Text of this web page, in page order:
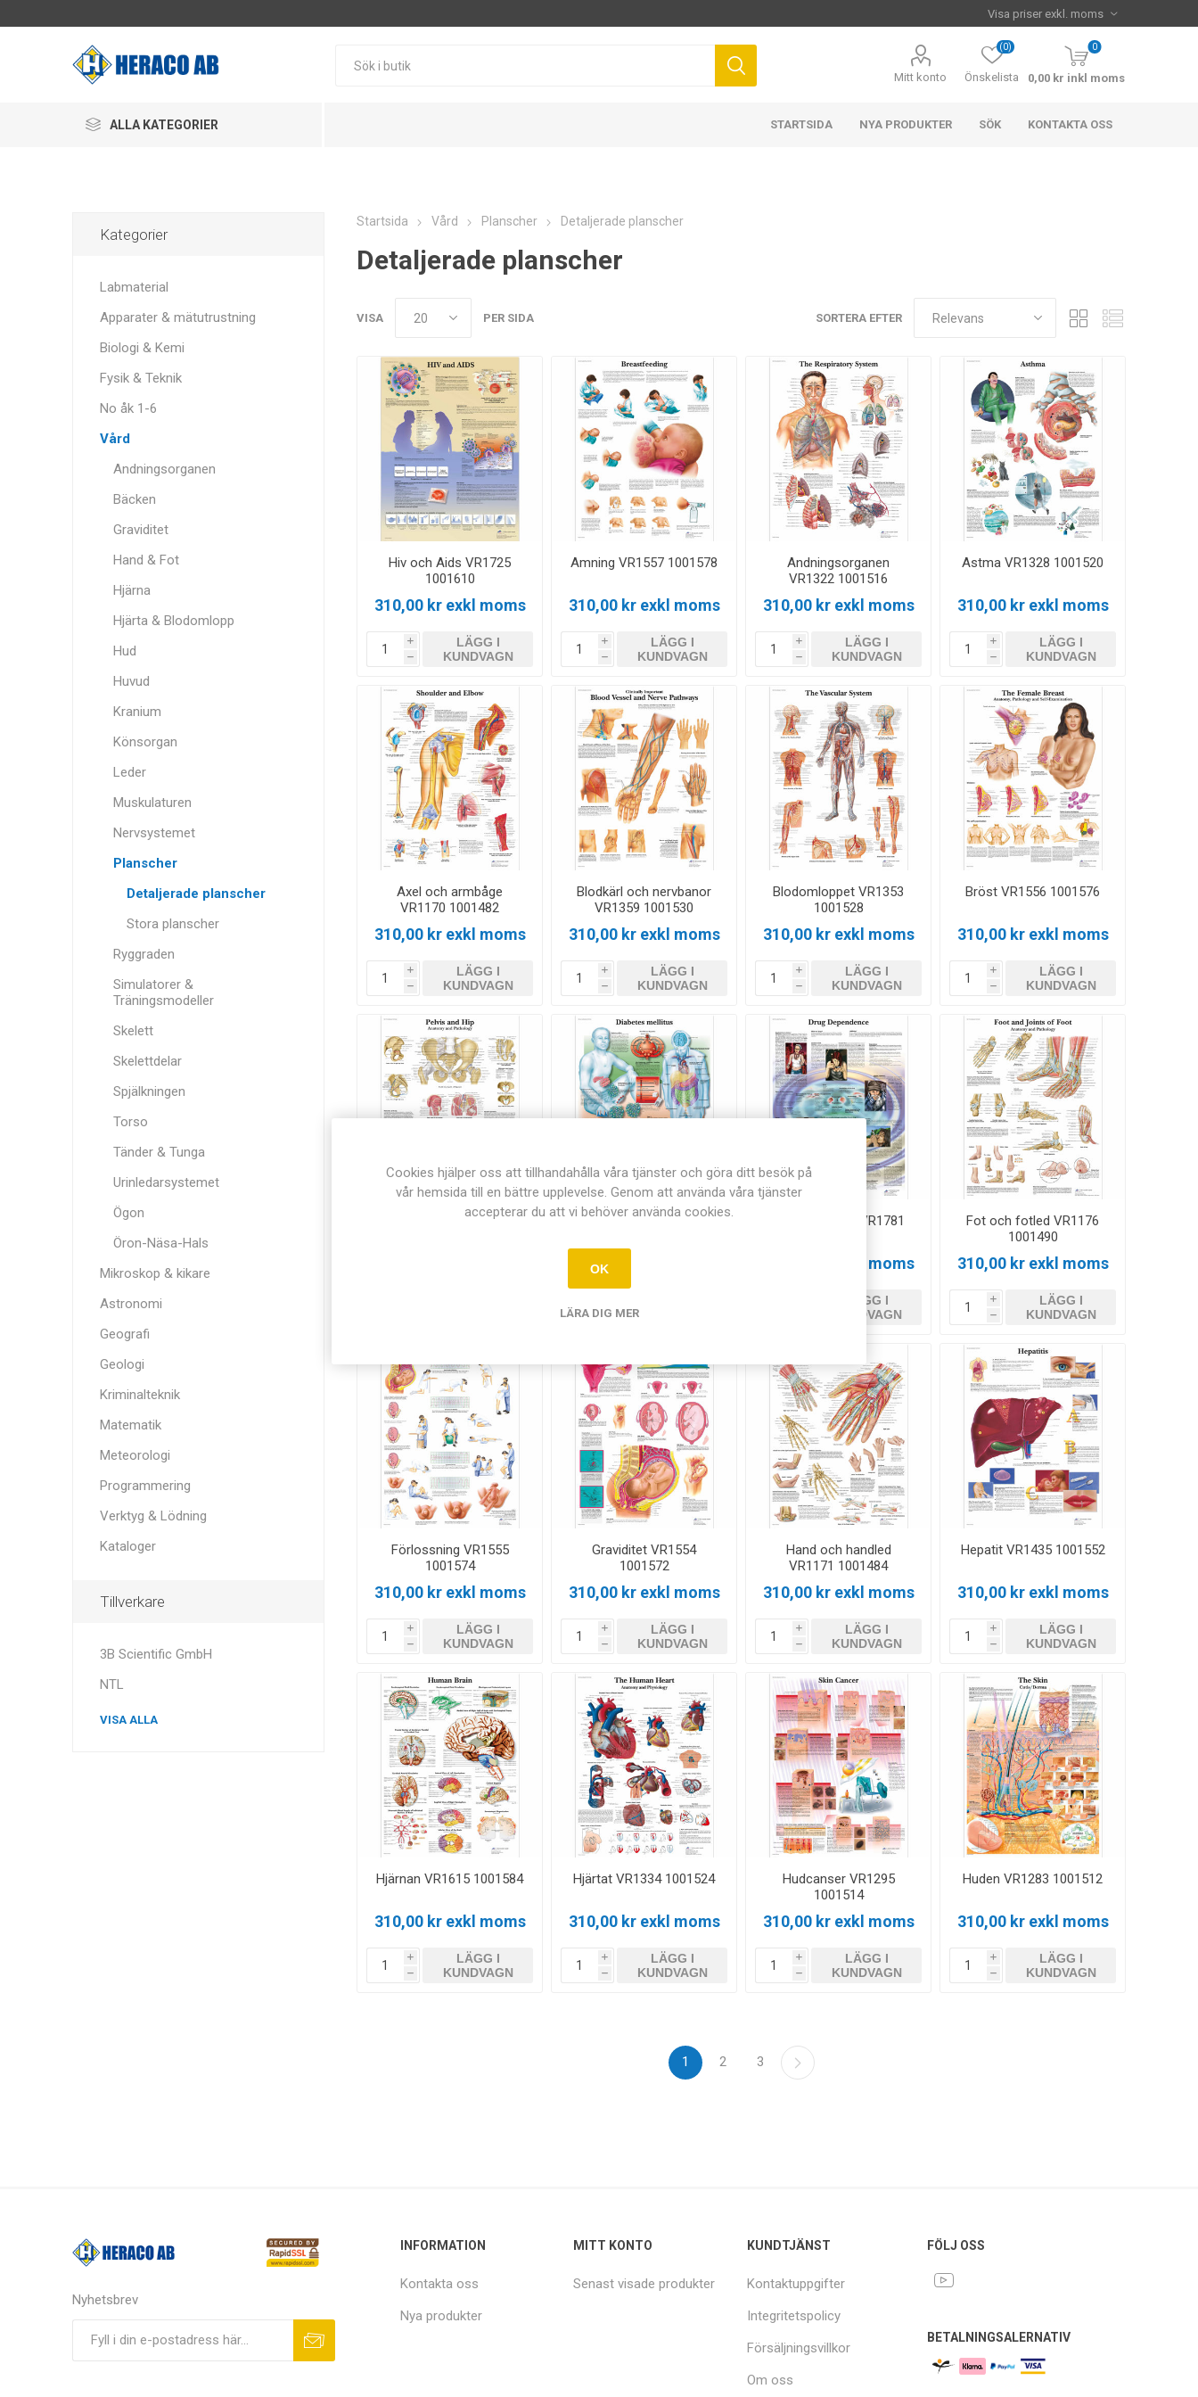
Mitt konto Önskelista
(0) 0
0,00 kr inkl moms
ALLA KATEGORIER STARTSIDA NYA PRODUKTER SÖK KONTAKTA OSS
Startsida Vård Planscher Detaljerade planscher
Detaljerade planscher
SORTERA EFTER
VISA PER SIDA
Hiv och Aids VR1725
1001610
310,00 kr exkl moms
i
h
LÄGG I
KUNDVAGN
Amning VR1557 1001578
310,00 kr exkl moms
i
h
LÄGG I
KUNDVAGN
Andningsorganen
VR1322 1001516
310,00 kr exkl moms
i
h
LÄGG I
KUNDVAGN
Astma VR1328 1001520
310,00 kr exkl moms
i
h
LÄGG I
KUNDVAGN
Axel och armbåge
VR1170 1001482
310,00 kr exkl moms
i
h
LÄGG I
KUNDVAGN
Blodkärl och nervbanor
VR1359 1001530
310,00 kr exkl moms
i
h
LÄGG I
KUNDVAGN
Blodomloppet VR1353
1001528
310,00 kr exkl moms
i
h
LÄGG I
KUNDVAGN
Bröst VR1556 1001576
310,00 kr exkl moms
i
h
LÄGG I
KUNDVAGN
Bäcken & höft VR1172
Diabetes VR1441
310,00 kr exkl moms
h
KUNDVAGN
Drogberoende VR1781
310,00 kr exkl moms
LÄGG I
KUNDVAGN
Fot och fotled VR1176
1001490
310,00 kr exkl moms
i
h
LÄGG I
KUNDVAGN
Förlossning VR1555
1001574
310,00 kr exkl moms
i
h
LÄGG I
KUNDVAGN
Graviditet VR1554
1001572
310,00 kr exkl moms
i
h
LÄGG I
KUNDVAGN
Hand och handled
VR1171 1001484
310,00 kr exkl moms
i
h
LÄGG I
KUNDVAGN
Hepatit VR1435 1001552
310,00 kr exkl moms
i
h
LÄGG I
KUNDVAGN
Hjärnan VR1615 1001584
310,00 kr exkl moms
i
h
LÄGG I
KUNDVAGN
Hjärtat VR1334 1001524
310,00 kr exkl moms
i
h
LÄGG I
KUNDVAGN
Hudcanser VR1295
1001514
310,00 kr exkl moms
i
h
LÄGG I
KUNDVAGN
Huden VR1283 1001512
310,00 kr exkl moms
i
h
LÄGG I
KUNDVAGN
1 2 3
Kategorier
Labmaterial
Apparater & mätutrustning
Biologi & Kemi
Fysik & Teknik
No åk 1-6
Vård
Andningsorganen
Bäcken
Graviditet
Hand & Fot
Hjärna
Hjärta & Blodomlopp
Hud
Huvud
Kranium
Könsorgan
Leder
Muskulaturen
Nervsystemet
Planscher
Detaljerade planscher
Stora planscher
Ryggraden
Simulatorer &
Träningsmodeller
Skelett
Skelettdelar
Spjälkningen
Torso
Tänder & Tunga
Urinledarsystemet
Ögon
Öron-Näsa-Hals
Mikroskop & kikare
Astronomi
Geografi
Geologi
Kriminalteknik
Matematik
Meteorologi
Programmering
Verktyg & Lödning
Kataloger
Tillverkare
3B Scientific GmbH
NTL
VISA ALLA
Nyhetsbrev
INFORMATION
Kontakta oss
Nya produkter
MITT KONTO
Senast visade produkter
KUNDTJÄNST
Kontaktuppgifter
Integritetspolicy
Försäljningsvillkor
Om oss
FÖLJ OSS
BETALNINGSALERNATIV
Cookies hjälper oss att tillhandahålla våra tjänster och göra ditt besök på
vår hemsida till en bättre upplevelse. Genom att använda våra tjänster
accepterar du att vi behöver använda cookies.
OK
LÄRA DIG MER